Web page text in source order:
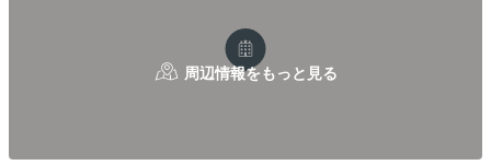
な「細流亭・燦里コンフォート」など、様々なお部屋が
satoake